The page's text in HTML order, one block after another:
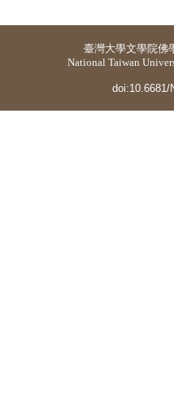
臺灣大學文學院佛
National Taiwan
doi:10.6681/